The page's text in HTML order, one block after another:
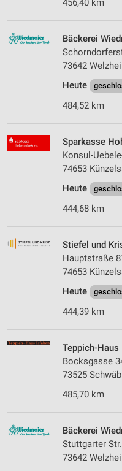
456,40 km
Bäckerei
73642
Heute
484,52 km
Sparkasse
Konsul-
74653
Heute
444,68 km
Stiefel und
Hauptstraße
74653
Heute
444,39 km
Teppich-Haus
Bocksgasse
73525
485,70 km
Bäckerei
Stuttgarter
73642